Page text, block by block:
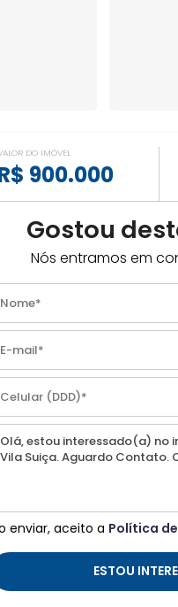
DO IMÓVEL
900.000
Gostou
Nós entramos em
enviar, aceito a Política
ESTOU